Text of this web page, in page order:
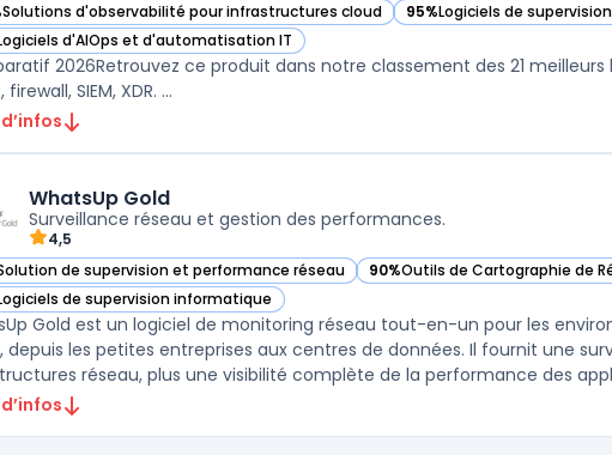
Solutions d'observabilité pour infrastructures cloud
Splunk dans cette catégorie 95%Logiciels de
— voir Splunk dans cette
d'AIOps et d'automatisation IT
Splunk dans cette catégorie
2026Retrouvez ce produit dans notre classement des 21
firewall, SIEM, XDR. ...
WhatsUp Gold
Surveillance réseau et gestion des performances.
4,5
de supervision et performance réseau
WhatsUp Gold dans cette catégorie 90%Outils de Cartographie de
— voir WhatsUp Gold dans cette
de supervision informatique
WhatsUp Gold dans cette catégorie
Gold est un logiciel de monitoring réseau tout-en-un pour les
depuis les petites entreprises aux centres de données. Il fournit une
réseau, plus une visibilité complète de la performance des